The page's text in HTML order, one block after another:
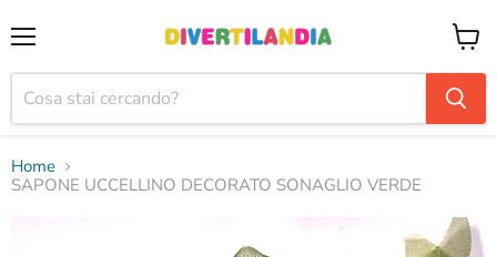
il
Home
SAPONE UCCELLINO DECORATO SONAGLIO VERDE